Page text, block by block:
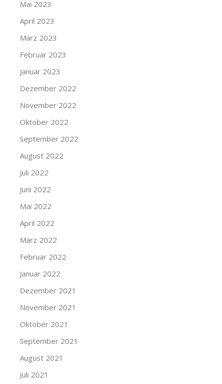
Mai 2023
April 2023
März 2023
Februar 2023
Januar 2023
Dezember 2022
November 2022
Oktober 2022
September 2022
August 2022
Juli 2022
Juni 2022
Mai 2022
April 2022
März 2022
Februar 2022
Januar 2022
Dezember 2021
November 2021
Oktober 2021
September 2021
August 2021
Juli 2021